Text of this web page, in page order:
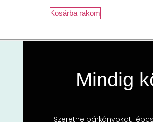
Kosárba rakom
Mindig
Szeretne párkányokat,